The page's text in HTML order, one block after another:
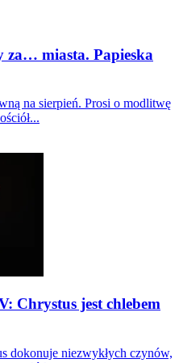
za… miasta. Papieska
na sierpień. Prosi o modlitwę
Chrystus jest chlebem
dokonuje niezwykłych czynów,